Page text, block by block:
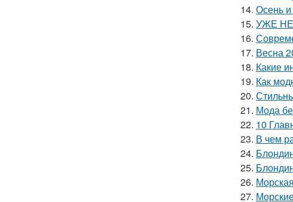
14. Осень
15. УЖЕ НЕ
16.
17. Весна
18. Какие
19. Как
20.
21. Мода
22. 10
23. В чем
24.
25.
26.
27.